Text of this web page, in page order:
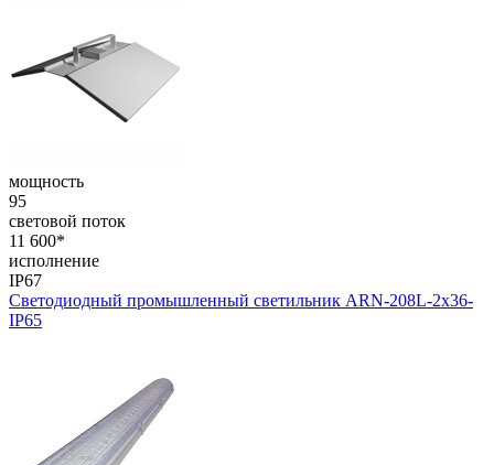
мощность
95
световой поток
11 600*
исполнение
IP67
Светодиодный промышленный светильник ARN-208L-2x36-
IP65